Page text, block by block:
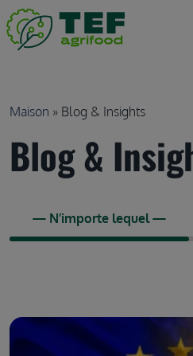
Passer au contenu principal
Chapelure
Maison Blog & Insights
Blog &
— N’importe lequel —